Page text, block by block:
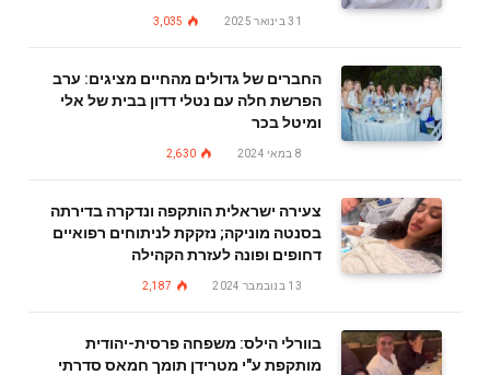
31 בינואר 2025 3,035
החברים של גדולים מהחיים מציגים: ערב
הפרשת חלה עם נטלי דדון בבית של אלי
ומיטל בכר
8 במאי 2024 2,630
צעירה ישראלית הותקפה ונדקרה בדירתה
בסנטה מוניקה; נזקקת לניתוחים רפואיים
דחופים ופונה לעזרת הקהילה
13 בנובמבר 2024 2,187
בוורלי הילס: משפחה פרסית-יהודית
מותקפת ע"י מטרידן תומך חמאס סדרתי